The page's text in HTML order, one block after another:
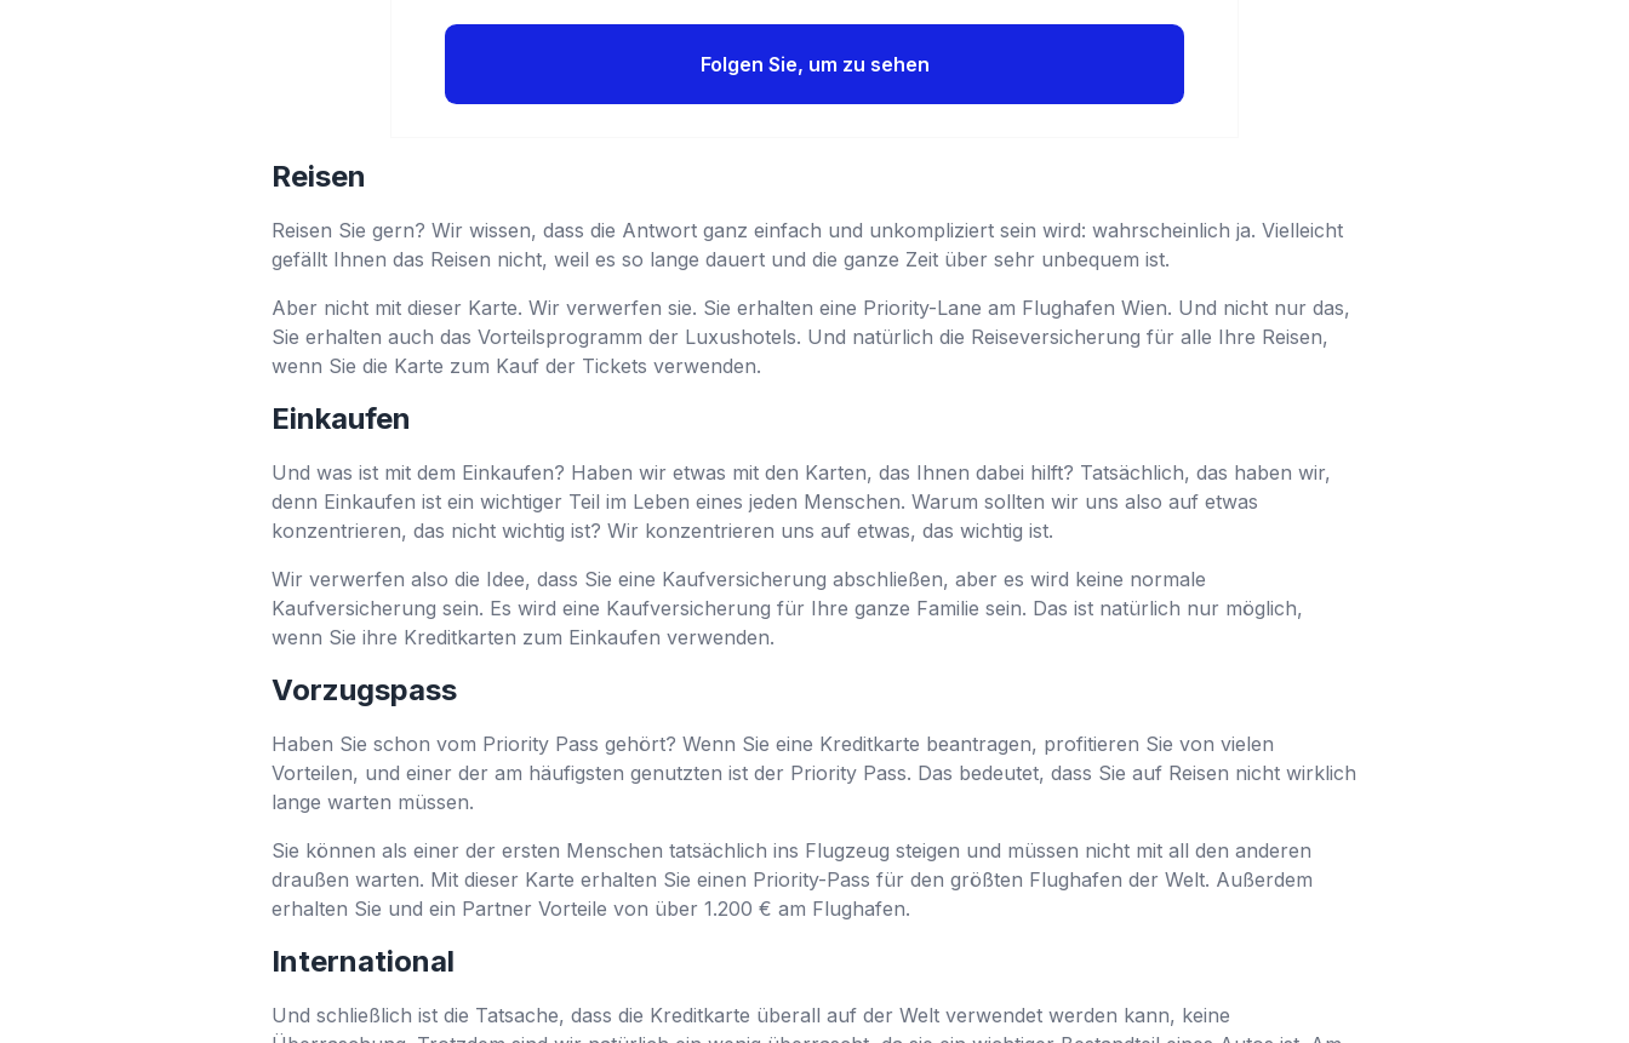
Folgen Sie, um zu sehen
Reisen
Reisen Sie gern? Wir wissen, dass die Antwort ganz einfach und unkompliziert sein wird: wahrscheinlich ja. Vielleicht
gefällt Ihnen das Reisen nicht, weil es so lange dauert und die ganze Zeit über sehr unbequem ist.
Aber nicht mit dieser Karte. Wir verwerfen sie. Sie erhalten eine Priority-Lane am Flughafen Wien. Und nicht nur das,
Sie erhalten auch das Vorteilsprogramm der Luxushotels. Und natürlich die Reiseversicherung für alle Ihre Reisen,
wenn Sie die Karte zum Kauf der Tickets verwenden.
Einkaufen
Und was ist mit dem Einkaufen? Haben wir etwas mit den Karten, das Ihnen dabei hilft? Tatsächlich, das haben wir,
denn Einkaufen ist ein wichtiger Teil im Leben eines jeden Menschen. Warum sollten wir uns also auf etwas
konzentrieren, das nicht wichtig ist? Wir konzentrieren uns auf etwas, das wichtig ist.
Wir verwerfen also die Idee, dass Sie eine Kaufversicherung abschließen, aber es wird keine normale
Kaufversicherung sein. Es wird eine Kaufversicherung für Ihre ganze Familie sein. Das ist natürlich nur möglich,
wenn Sie ihre Kreditkarten zum Einkaufen verwenden.
Vorzugspass
Haben Sie schon vom Priority Pass gehört? Wenn Sie eine Kreditkarte beantragen, profitieren Sie von vielen
Vorteilen, und einer der am häufigsten genutzten ist der Priority Pass. Das bedeutet, dass Sie auf Reisen nicht wirklich
lange warten müssen.
Sie können als einer der ersten Menschen tatsächlich ins Flugzeug steigen und müssen nicht mit all den anderen
draußen warten. Mit dieser Karte erhalten Sie einen Priority-Pass für den größten Flughafen der Welt. Außerdem
erhalten Sie und ein Partner Vorteile von über 1.200 € am Flughafen.
International
Und schließlich ist die Tatsache, dass die Kreditkarte überall auf der Welt verwendet werden kann, keine